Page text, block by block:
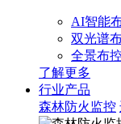
AI智能
双光谱
全景布
了解更多
行业产品
森林防火监控